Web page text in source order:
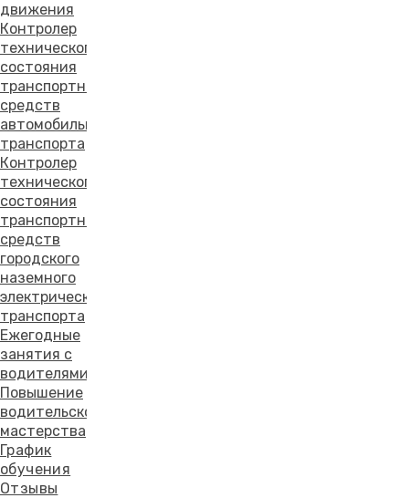
движения
Контролер
технического
состояния
транспортных
средств
автомобильного
транспорта
Контролер
технического
состояния
транспортных
средств
городского
наземного
электрического
транспорта
Ежегодные
занятия с
водителями
Повышение
водительского
мастерства
График
обучения
Отзывы